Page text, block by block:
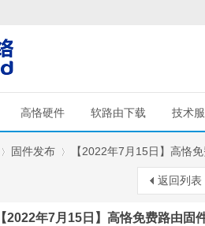
高恪硬件 软路由下载 技术
固件发布
›
【2022年7月15日】高恪
返回列表
【2022年7月15日】高恪免费路由固